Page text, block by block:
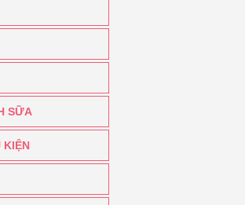
SỮA
KIỆN